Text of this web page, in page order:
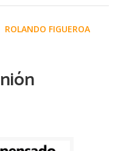
ROLANDO FIGUEROA